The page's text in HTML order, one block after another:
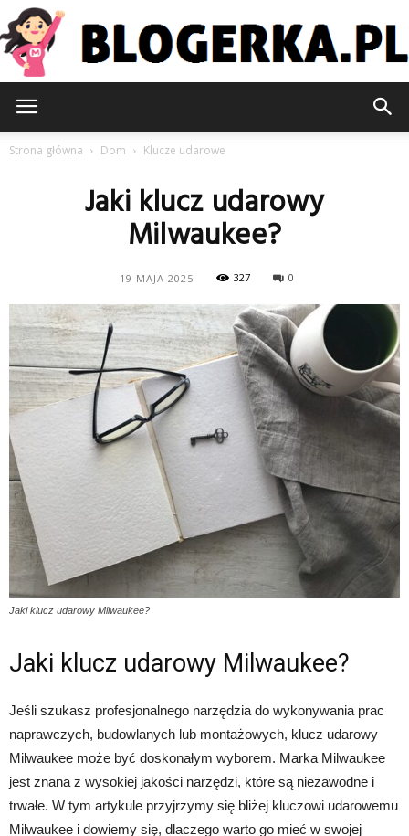
Strona główna Dom Klucze udarowe
Jaki klucz udarowy
Milwaukee?
19 MAJA 2025 327 0
Jaki klucz udarowy Milwaukee?
Jaki klucz udarowy Milwaukee?
Jeśli szukasz profesjonalnego narzędzia do wykonywania prac
naprawczych, budowlanych lub montażowych, klucz udarowy
Milwaukee może być doskonałym wyborem. Marka Milwaukee
jest znana z wysokiej jakości narzędzi, które są niezawodne i
trwałe. W tym artykule przyjrzymy się bliżej kluczowi udarowemu
Milwaukee i dowiemy się, dlaczego warto go mieć w swojej